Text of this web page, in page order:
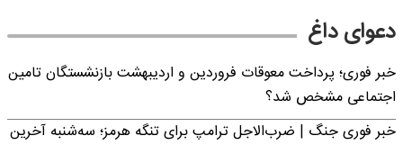
دعوای داغ
خبر فوری؛ پرداخت معوقات فروردین و اردیبهشت بازنشستگان تامین
اجتماعی مشخص شد؟
خبر فوری جنگ | ضرب‌الاجل ترامپ برای تنگه هرمز؛ سه‌شنبه آخرین